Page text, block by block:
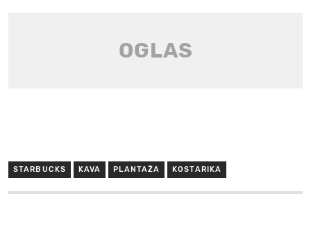
STARBUCKS KAVA PLANTAŽA KOSTARIKA